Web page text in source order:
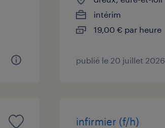
intérim
19,00 € par heure
publié le 20 juillet 2026
infirmier (f/h)